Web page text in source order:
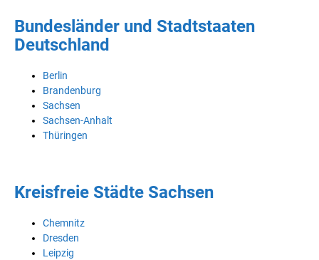
Bundesländer und Stadtstaaten
Deutschland
Berlin
Brandenburg
Sachsen
Sachsen-Anhalt
Thüringen
Kreisfreie Städte Sachsen
Chemnitz
Dresden
Leipzig